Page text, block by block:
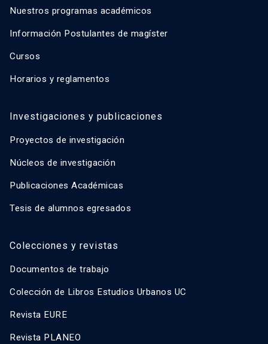
Nuestros programas académicos
Información Postulantes de magíster
Cursos
Horarios y reglamentos
Investigaciones y publicaciones
Proyectos de investigación
Núcleos de investigación
Publicaciones Académicas
Tesis de alumnos egresados
Colecciones y revistas
Documentos de trabajo
Colección de Libros Estudios Urbanos UC
Revista EURE
Revista PLANEO